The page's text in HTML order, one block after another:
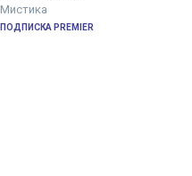
Мистика
ПОДПИСКА PREMIER